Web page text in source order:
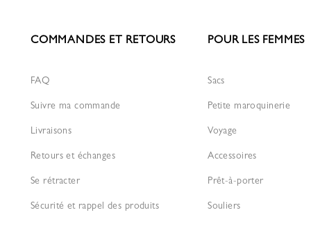
COMMANDES ET RETOURS
FAQ
Suivre ma commande
Livraisons
Retours et échanges
Se rétracter
Sécurité et rappel des produits
POUR LES FEMMES
Sacs
Petite maroquinerie
Voyage
Accessoires
Prêt-à-porter
Souliers